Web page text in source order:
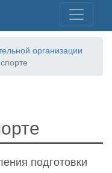
организации
подготовки